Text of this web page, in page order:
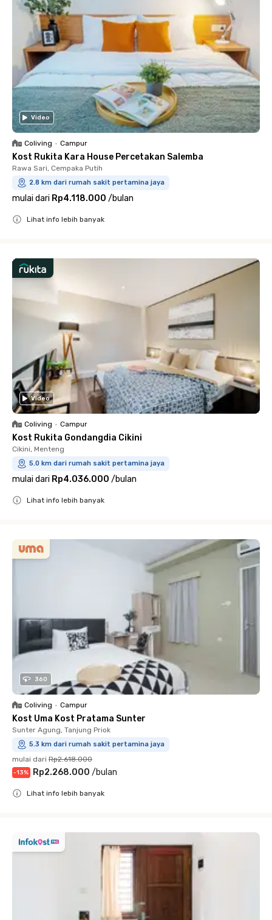
Video
Coliving • Campur
Kost Rukita Kara House Percetakan Salemba
Rawa Sari, Cempaka Putih
2.8 km dari rumah sakit pertamina jaya
mulai dari Rp4.118.000 /bulan
Lihat info lebih banyak
Video
Coliving • Campur
Kost Rukita Gondangdia Cikini
Cikini, Menteng
5.0 km dari rumah sakit pertamina jaya
mulai dari Rp4.036.000 /bulan
Lihat info lebih banyak
360
Coliving • Campur
Kost Uma Kost Pratama Sunter
Sunter Agung, Tanjung Priok
5.3 km dari rumah sakit pertamina jaya
mulai dari Rp2.618.000
-13% Rp2.268.000 /bulan
Lihat info lebih banyak